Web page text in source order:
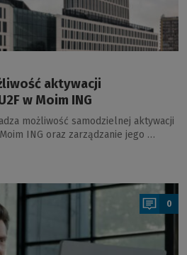
aktywacji
w Moim ING
możliwość samodzielnej aktywacji
ING oraz zarządzanie jego …
0